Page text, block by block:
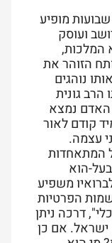
מופיע
ועוסק
המלכות,
הזוהר את
נוהגים
גונית
האדם נמצא
קודם לאור
עצמה.
המתאחדות
הוא
משפיע
הפרטיות
דרכה ניתן
אם כן